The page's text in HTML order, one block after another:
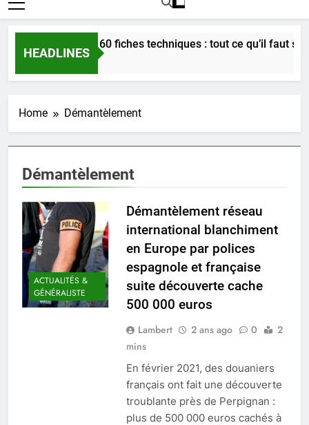
HEADLINES
Bordeaux en 60 fiches techniques : tout ce qu’il faut
3 Semaines Ago
Home Démantèlement
Démantèlement
ACTUALITÉS &
GÉNÉRALISTE
Démantèlement réseau
international blanchiment
en Europe par polices
espagnole et française
suite découverte cache
500 000 euros
Lambert 2 ans ago 0
2
mins
En février 2021, des douaniers
français ont fait une découverte
troublante près de Perpignan :
plus de 500 000 euros cachés à